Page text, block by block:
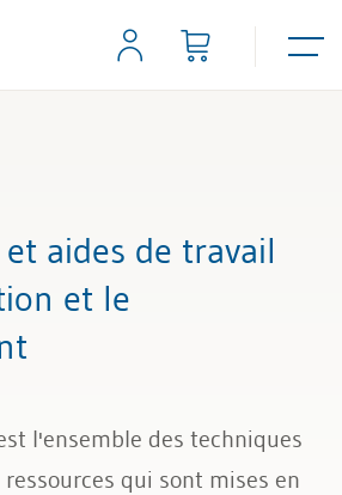
aides de travail
et le
l'ensemble des techniques
qui sont mises en